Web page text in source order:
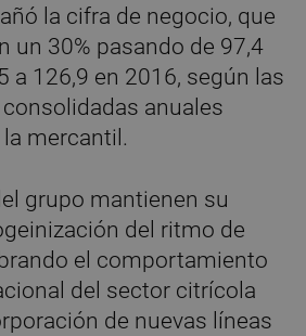
la cifra de negocio, que
un 30% pasando de 97,4
a 126,9 en 2016, según las
anuales
mercantil.
grupo mantienen su
del ritmo de
el comportamiento
del sector citrícola
de nuevas líneas